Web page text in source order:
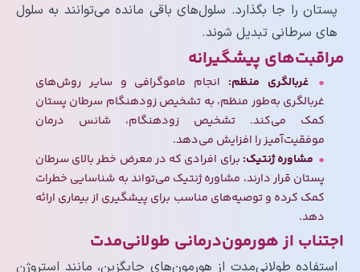
پستان را جا بگذارد. سلول­‌های باقی مانده می‌توانند به سلول­‌
های سرطانی تبدیل شوند.
مراقبت‌های پیشگیرانه
غربالگری منظم: انجام ماموگرافی و سایر روش‌های
غربالگری به‌طور منظم، به تشخیص زودهنگام سرطان پستان
کمک می‌کند. تشخیص زودهنگام، شانس درمان
موفقیت‌آمیز را افزایش می‌دهد.
مشاوره ژنتیک: برای افرادی که در معرض خطر بالای سرطان
پستان قرار دارند، مشاوره ژنتیک می‌تواند به شناسایی خطرات
کمک کرده و توصیه‌های مناسب برای پیشگیری از بیماری ارائه
دهد.
اجتناب از هورمون‌درمانی طولانی‌مدت
استفاده طولانی‌مدت از هورمون‌های جایگزین، مانند استروژن